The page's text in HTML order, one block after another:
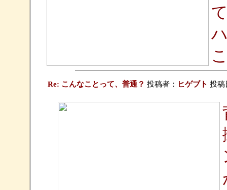
Re: こんなことって、普通？ 投稿者： ヒゲブト 投稿